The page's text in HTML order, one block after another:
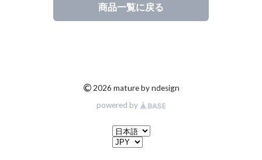
商品一覧に戻る
©2026 mature by ndesign
powered by